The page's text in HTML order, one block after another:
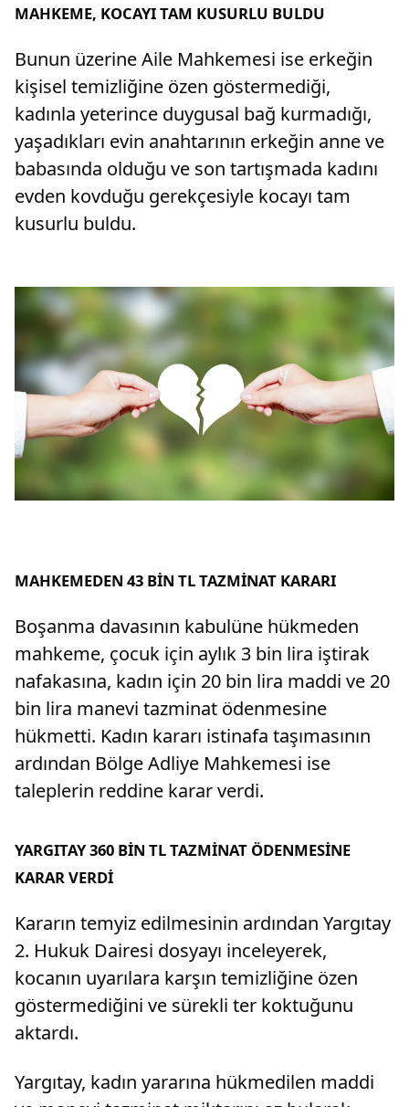
MAHKEME, KOCAYI TAM KUSURLU BULDU
Bunun üzerine Aile Mahkemesi ise erkeğin
kişisel temizliğine özen göstermediği,
kadınla yeterince duygusal bağ kurmadığı,
yaşadıkları evin anahtarının erkeğin anne ve
babasında olduğu ve son tartışmada kadını
evden kovduğu gerekçesiyle kocayı tam
kusurlu buldu.
MAHKEMEDEN 43 BİN TL TAZMİNAT KARARI
Boşanma davasının kabulüne hükmeden
mahkeme, çocuk için aylık 3 bin lira iştirak
nafakasına, kadın için 20 bin lira maddi ve 20
bin lira manevi tazminat ödenmesine
hükmetti. Kadın kararı istinafa taşımasının
ardından Bölge Adliye Mahkemesi ise
taleplerin reddine karar verdi.
YARGITAY 360 BİN TL TAZMİNAT ÖDENMESİNE
KARAR VERDİ
Kararın temyiz edilmesinin ardından Yargıtay
2. Hukuk Dairesi dosyayı inceleyerek,
kocanın uyarılara karşın temizliğine özen
göstermediğini ve sürekli ter koktuğunu
aktardı.
Yargıtay, kadın yararına hükmedilen maddi